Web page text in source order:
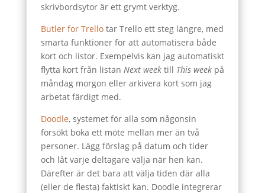
skrivbordsytor är ett grymt verktyg.
Butler for Trellotar Trello ett steg längre, med
smarta funktioner för att automatisera både
kort och listor. Exempelvis kan jag automatiskt
flytta kort från listan Next weektill This weekpå
måndag morgon eller arkivera kort som jag
arbetat färdigt med.
Doodle, systemet för alla som någonsin
försökt boka ett möte mellan mer än två
personer. Lägg förslag på datum och tider
och låt varje deltagare välja när hen kan.
Därefter är det bara att välja tiden där alla
(eller de flesta) faktiskt kan. Doodle integrerar